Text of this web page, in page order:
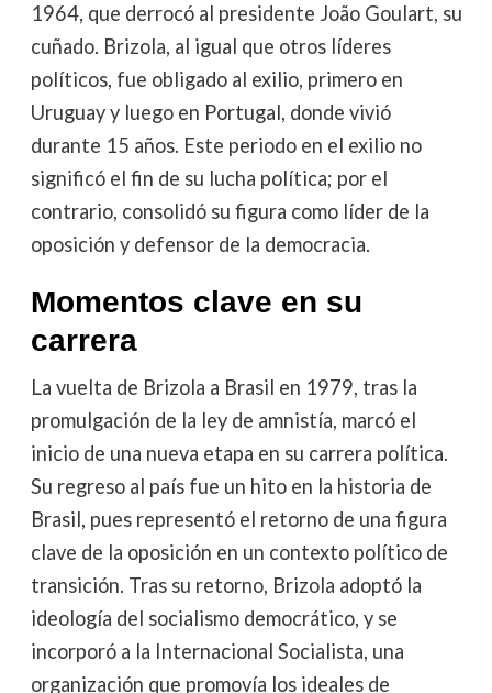
1964, que derrocó al presidente João Goulart, su
cuñado. Brizola, al igual que otros líderes
políticos, fue obligado al exilio, primero en
Uruguay y luego en Portugal, donde vivió
durante 15 años. Este periodo en el exilio no
significó el fin de su lucha política; por el
contrario, consolidó su figura como líder de la
oposición y defensor de la democracia.
Momentos clave en su
carrera
La vuelta de Brizola a Brasil en 1979, tras la
promulgación de la ley de amnistía, marcó el
inicio de una nueva etapa en su carrera política.
Su regreso al país fue un hito en la historia de
Brasil, pues representó el retorno de una figura
clave de la oposición en un contexto político de
transición. Tras su retorno, Brizola adoptó la
ideología del socialismo democrático, y se
incorporó a la Internacional Socialista, una
organización que promovía los ideales de